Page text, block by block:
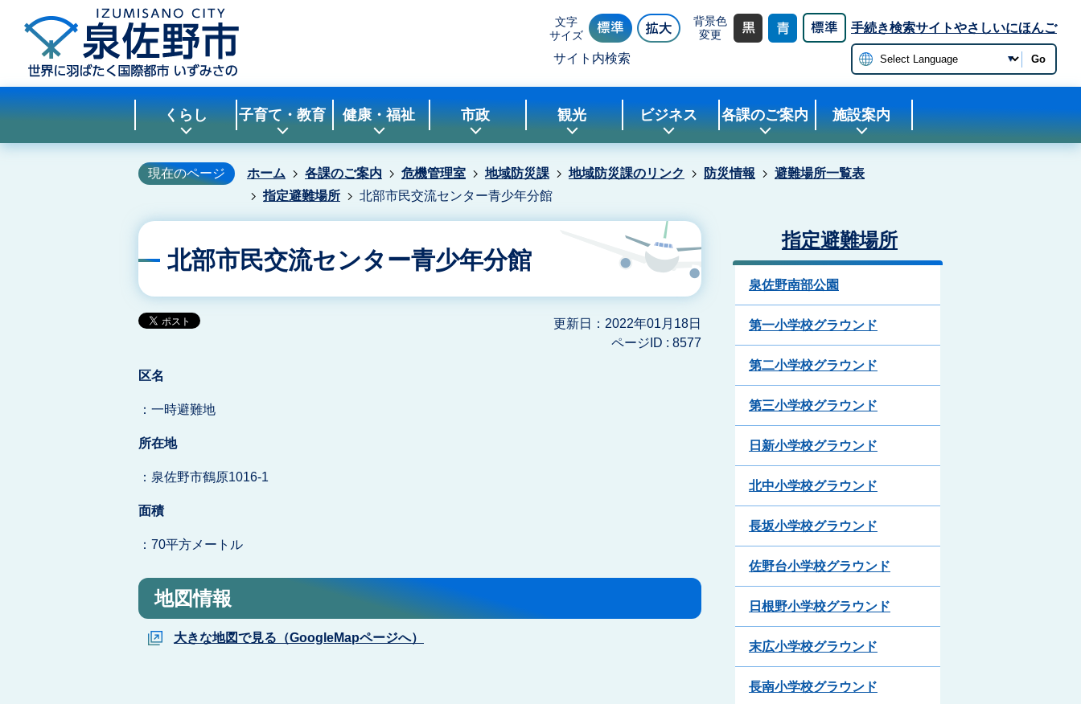
文字
サイズ
背景色
変更
手続き検索サイトやさしいにほんご
サイト内検索 Go
くらし 子育て・教育 健康・福祉 市政 観光 ビジネス 各課のご案内 施設案内
現在のページ ホーム 各課のご案内 危機管理室 地域防災課 地域防災課のリンク 防災情報
避難場所一覧表
指定避難場所
北部市民交流センター青少年分館
北部市民交流センター青少年分館
更新日：2022年01月18日
ページID : 8577
区名
：一時避難地
所在地
：泉佐野市鶴原1016-1
面積
：70平方メートル
地図情報
大きな地図で見る（GoogleMapページへ）
指定避難場所
泉佐野南部公園
第一小学校グラウンド
第二小学校グラウンド
第三小学校グラウンド
日新小学校グラウンド
北中小学校グラウンド
長坂小学校グラウンド
佐野台小学校グラウンド
日根野小学校グラウンド
末広小学校グラウンド
長南小学校グラウンド